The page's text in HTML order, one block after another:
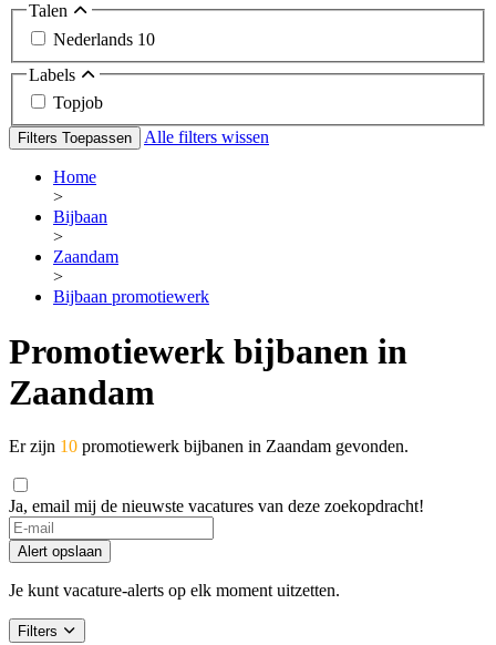
Talen
Nederlands 10
Labels
Topjob
Filters Toepassen Alle filters wissen
Home
>
Bijbaan
>
Zaandam
>
Bijbaan promotiewerk
Promotiewerk bijbanen in
Zaandam
Er zijn 10 promotiewerk bijbanen in Zaandam gevonden.
Ja, email mij de nieuwste vacatures van deze zoekopdracht!
Alert opslaan
Je kunt vacature-alerts op elk moment uitzetten.
Filters